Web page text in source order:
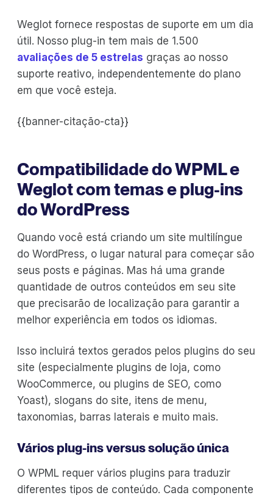
Weglot fornece respostas de suporte em um dia
útil. Nosso plug-in tem mais de 1.500
avaliações de 5 estrelas graças ao nosso
suporte reativo, independentemente do plano
em que você esteja.
{{banner-citação-cta}}
Compatibilidade do WPML e
Weglot com temas e plug-ins
do WordPress
Quando você está criando um site multilíngue
do WordPress, o lugar natural para começar são
seus posts e páginas. Mas há uma grande
quantidade de outros conteúdos em seu site
que precisarão de localização para garantir a
melhor experiência em todos os idiomas.
Isso incluirá textos gerados pelos plugins do seu
site (especialmente plugins de loja, como
WooCommerce, ou plugins de SEO, como
Yoast), slogans do site, itens de menu,
taxonomias, barras laterais e muito mais.
Vários plug-ins versus solução única
O WPML requer vários plugins para traduzir
diferentes tipos de conteúdo. Cada componente